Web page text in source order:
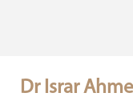
Dr Israr